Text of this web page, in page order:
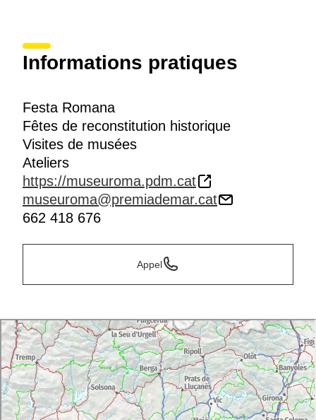
Informations pratiques
Festa Romana
Fêtes de reconstitution historique
Visites de musées
Ateliers
https://museuroma.pdm.cat
museuroma@premiademar.cat
662 418 676
Appel